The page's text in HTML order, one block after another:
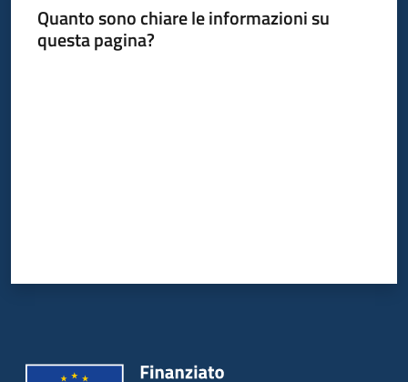
Quanto sono chiare le informazioni su
questa pagina?